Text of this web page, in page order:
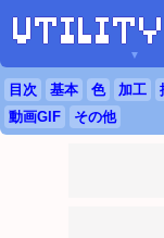
▼
目次 基本 色 加工
動画GIF
その他